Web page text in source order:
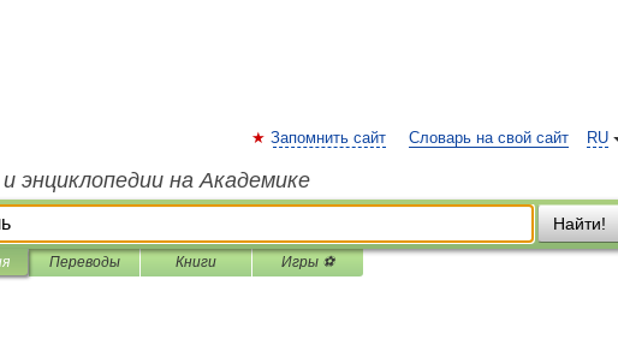
RU
Запомнить сайт Словарь на свой сайт
энциклопедии на Академике
Найти!
Переводы Книги Игры ⚽